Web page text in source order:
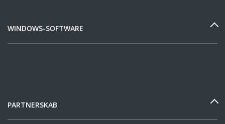
WINDOWS-SOFTWARE
PARTNERSKAB